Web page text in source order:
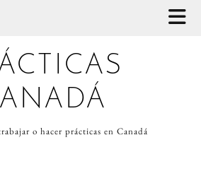
o hacer prácticas en Canadá